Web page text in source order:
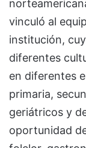
vinculó al
institución,
diferentes
en diferentes
primaria,
geriátricos y
oportunidad